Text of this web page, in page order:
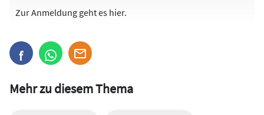
Zur Anmeldung geht es hier.
Mehr zu diesem Thema